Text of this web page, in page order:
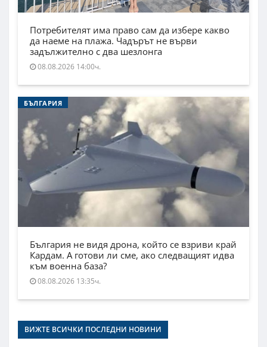
Потребителят има право сам да избере какво
да наеме на плажа. Чадърът не върви
задължително с два шезлонга
08.08.2026 14:00ч.
БЪЛГАРИЯ
България не видя дрона, който се взриви край
Кардам. А готови ли сме, ако следващият идва
към военна база?
08.08.2026 13:35ч.
ВИЖТЕ ВСИЧКИ ПОСЛЕДНИ НОВИНИ